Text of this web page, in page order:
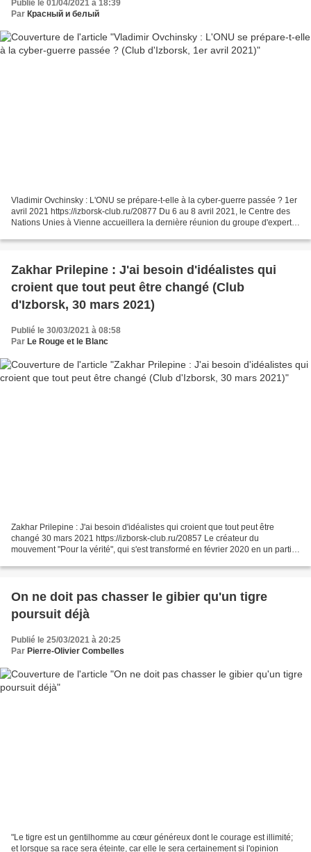
Publié le 01/04/2021 à 18:39
Par Красный и белый
Vladimir Ovchinsky : L'ONU se prépare-t-elle à la cyber-guerre passée ? 1er
avril 2021 https://izborsk-club.ru/20877 Du 6 au 8 avril 2021, le Centre des
Nations Unies à Vienne accueillera la dernière réunion du groupe d'experts
Zakhar Prilepine : J'ai besoin d'idéalistes qui
croient que tout peut être changé (Club
d'Izborsk, 30 mars 2021)
Publié le 30/03/2021 à 08:58
Par Le Rouge et le Blanc
Zakhar Prilepine : J'ai besoin d'idéalistes qui croient que tout peut être
changé 30 mars 2021 https://izborsk-club.ru/20857 Le créateur du
mouvement "Pour la vérité", qui s'est transformé en février 2020 en un parti
On ne doit pas chasser le gibier qu'un tigre
poursuit déjà
Publié le 25/03/2021 à 20:25
Par Pierre-Olivier Combelles
"Le tigre est un gentilhomme au cœur généreux dont le courage est illimité;
et lorsque sa race sera éteinte, car elle le sera certainement si l'opinion